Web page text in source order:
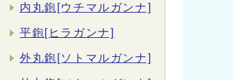
内丸鉋[ウチマルガンナ]
平鉋[ヒラガンナ]
外丸鉋[ソトマルガンナ]